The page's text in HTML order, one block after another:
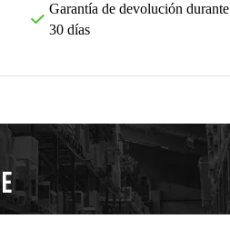
Garantía de devolución durante
30 días